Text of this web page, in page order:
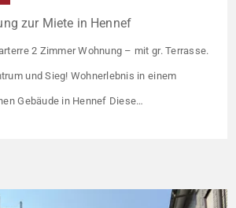
zur Miete in Hennef
2 Zimmer Wohnung – mit gr. Terrasse.
und Sieg! Wohnerlebnis in einem
Gebäude in Hennef Diese
Fensterfronten Fußbodenheizung